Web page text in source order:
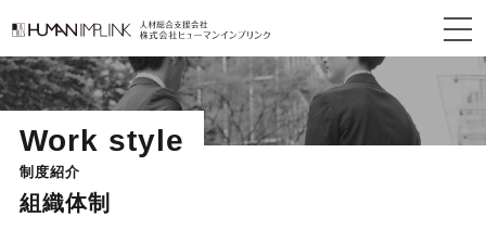
Work style
制度紹介
組織体制